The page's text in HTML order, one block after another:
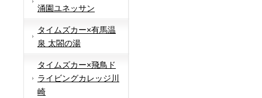
涌園ユネッサン
タイムズカー×有馬温
泉 太閤の湯
タイムズカー×飛鳥ド
ライビングカレッジ川
崎